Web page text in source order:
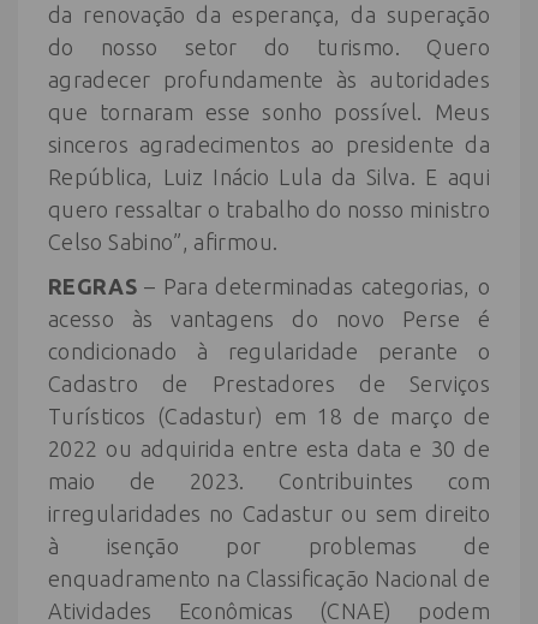
da renovação da esperança, da superação
do nosso setor do turismo. Quero
agradecer profundamente às autoridades
que tornaram esse sonho possível. Meus
sinceros agradecimentos ao presidente da
República, Luiz Inácio Lula da Silva. E aqui
quero ressaltar o trabalho do nosso ministro
Celso Sabino”, afirmou.
REGRAS – Para determinadas categorias, o
acesso às vantagens do novo Perse é
condicionado à regularidade perante o
Cadastro de Prestadores de Serviços
Turísticos (Cadastur) em 18 de março de
2022 ou adquirida entre esta data e 30 de
maio de 2023. Contribuintes com
irregularidades no Cadastur ou sem direito
à isenção por problemas de
enquadramento na Classificação Nacional de
Atividades Econômicas (CNAE) podem